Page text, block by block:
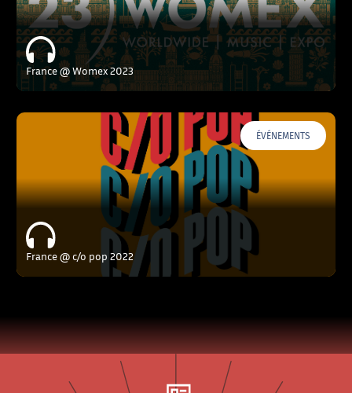
France @ Womex 2023
ÉVÉNEMENTS
France @ c/o pop 2022